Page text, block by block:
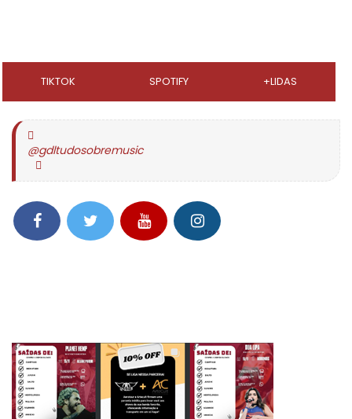
TIKTOK SPOTIFY +LIDAS
@gdltudosobremusic